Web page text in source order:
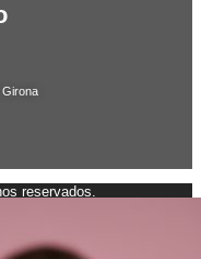
Girona
reservados.